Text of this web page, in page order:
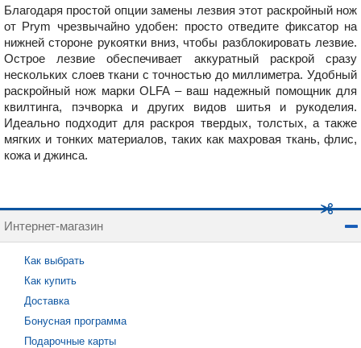
Благодаря простой опции замены лезвия этот раскройный нож
от Prym чрезвычайно удобен: просто отведите фиксатор на
нижней стороне рукоятки вниз, чтобы разблокировать лезвие.
Острое лезвие обеспечивает аккуратный раскрой сразу
нескольких слоев ткани с точностью до миллиметра. Удобный
раскройный нож марки OLFA – ваш надежный помощник для
квилтинга, пэчворка и других видов шитья и рукоделия.
Идеально подходит для раскроя твердых, толстых, а также
мягких и тонких материалов, таких как махровая ткань, флис,
кожа и джинса.
Интернет-магазин
Как выбрать
Как купить
Доставка
Бонусная программа
Подарочные карты